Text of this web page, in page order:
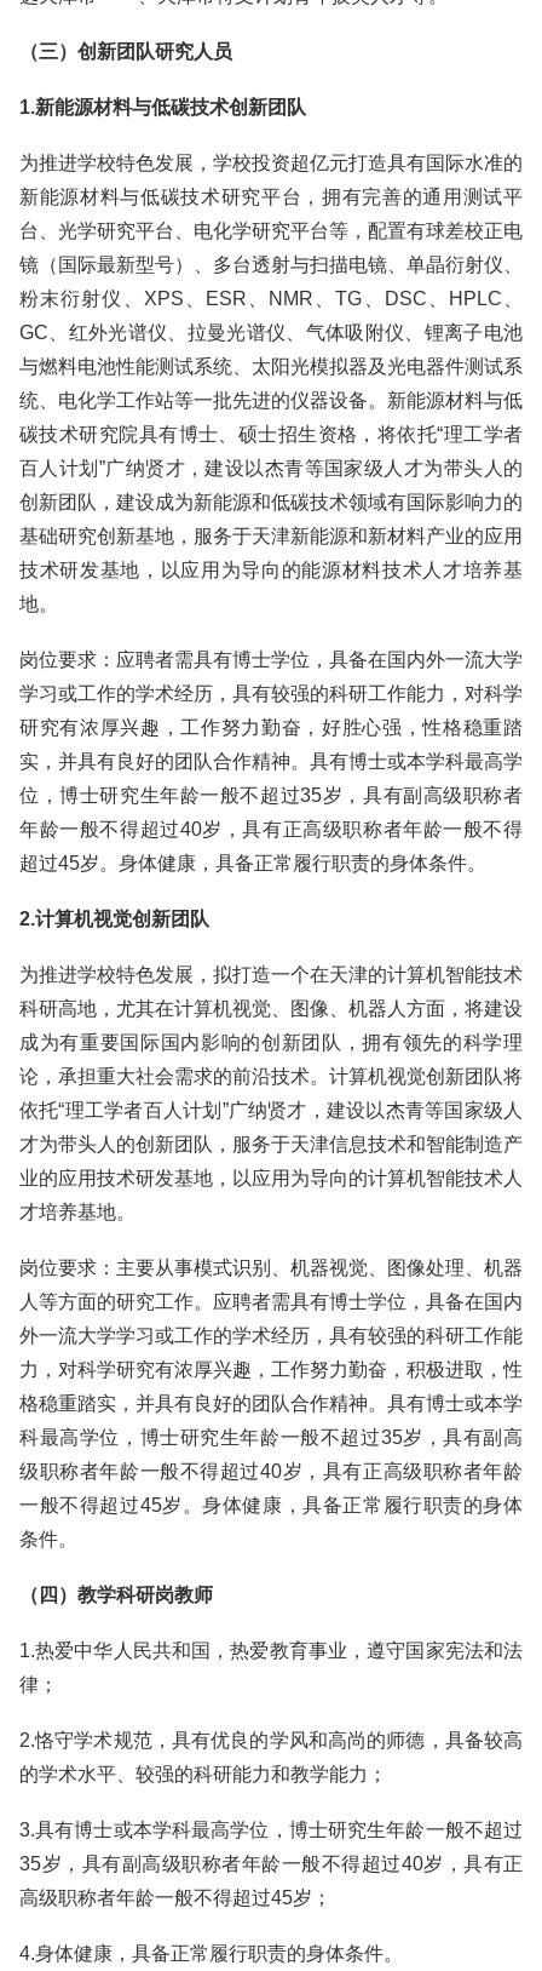
（三）创新团队研究人员
1.新能源材料与低碳技术创新团队
为推进学校特色发展，学校投资超亿元打造具有国际水准的
新能源材料与低碳技术研究平台，拥有完善的通用测试平
台、光学研究平台、电化学研究平台等，配置有球差校正电
镜（国际最新型号）、多台透射与扫描电镜、单晶衍射仪、
粉末衍射仪、XPS、ESR、NMR、TG、DSC、HPLC、
GC、红外光谱仪、拉曼光谱仪、气体吸附仪、锂离子电池
与燃料电池性能测试系统、太阳光模拟器及光电器件测试系
统、电化学工作站等一批先进的仪器设备。新能源材料与低
碳技术研究院具有博士、硕士招生资格，将依托“理工学者
百人计划”广纳贤才，建设以杰青等国家级人才为带头人的
创新团队，建设成为新能源和低碳技术领域有国际影响力的
基础研究创新基地，服务于天津新能源和新材料产业的应用
技术研发基地，以应用为导向的能源材料技术人才培养基
地。
岗位要求：应聘者需具有博士学位，具备在国内外一流大学
学习或工作的学术经历，具有较强的科研工作能力，对科学
研究有浓厚兴趣，工作努力勤奋，好胜心强，性格稳重踏
实，并具有良好的团队合作精神。具有博士或本学科最高学
位，博士研究生年龄一般不超过35岁，具有副高级职称者
年龄一般不得超过40岁，具有正高级职称者年龄一般不得
超过45岁。身体健康，具备正常履行职责的身体条件。
2.计算机视觉创新团队
为推进学校特色发展，拟打造一个在天津的计算机智能技术
科研高地，尤其在计算机视觉、图像、机器人方面，将建设
成为有重要国际国内影响的创新团队，拥有领先的科学理
论，承担重大社会需求的前沿技术。计算机视觉创新团队将
依托“理工学者百人计划”广纳贤才，建设以杰青等国家级人
才为带头人的创新团队，服务于天津信息技术和智能制造产
业的应用技术研发基地，以应用为导向的计算机智能技术人
才培养基地。
岗位要求：主要从事模式识别、机器视觉、图像处理、机器
人等方面的研究工作。应聘者需具有博士学位，具备在国内
外一流大学学习或工作的学术经历，具有较强的科研工作能
力，对科学研究有浓厚兴趣，工作努力勤奋，积极进取，性
格稳重踏实，并具有良好的团队合作精神。具有博士或本学
科最高学位，博士研究生年龄一般不超过35岁，具有副高
级职称者年龄一般不得超过40岁，具有正高级职称者年龄
一般不得超过45岁。身体健康，具备正常履行职责的身体
条件。
（四）教学科研岗教师
1.热爱中华人民共和国，热爱教育事业，遵守国家宪法和法
律；
2.恪守学术规范，具有优良的学风和高尚的师德，具备较高
的学术水平、较强的科研能力和教学能力；
3.具有博士或本学科最高学位，博士研究生年龄一般不超过
35岁，具有副高级职称者年龄一般不得超过40岁，具有正
高级职称者年龄一般不得超过45岁；
4.身体健康，具备正常履行职责的身体条件。